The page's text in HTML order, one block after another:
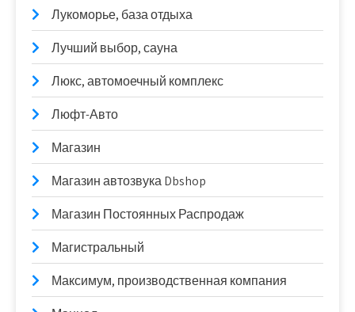
Лукоморье, база отдыха
Лучший выбор, сауна
Люкс, автомоечный комплекс
Люфт-Авто
Магазин
Магазин автозвука Dbshop
Магазин Постоянных Распродаж
Магистральный
Максимум, производственная компания